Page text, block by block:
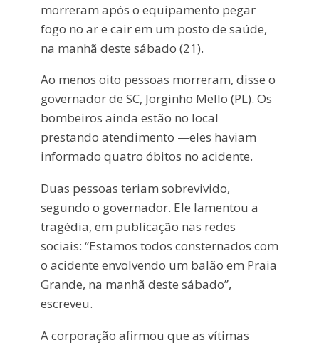
morreram após o equipamento pegar
fogo no ar e cair em um posto de saúde,
na manhã deste sábado (21).
Ao menos oito pessoas morreram, disse o
governador de SC, Jorginho Mello (PL). Os
bombeiros ainda estão no local
prestando atendimento —eles haviam
informado quatro óbitos no acidente.
Duas pessoas teriam sobrevivido,
segundo o governador. Ele lamentou a
tragédia, em publicação nas redes
sociais: “Estamos todos consternados com
o acidente envolvendo um balão em Praia
Grande, na manhã deste sábado”,
escreveu.
A corporação afirmou que as vítimas